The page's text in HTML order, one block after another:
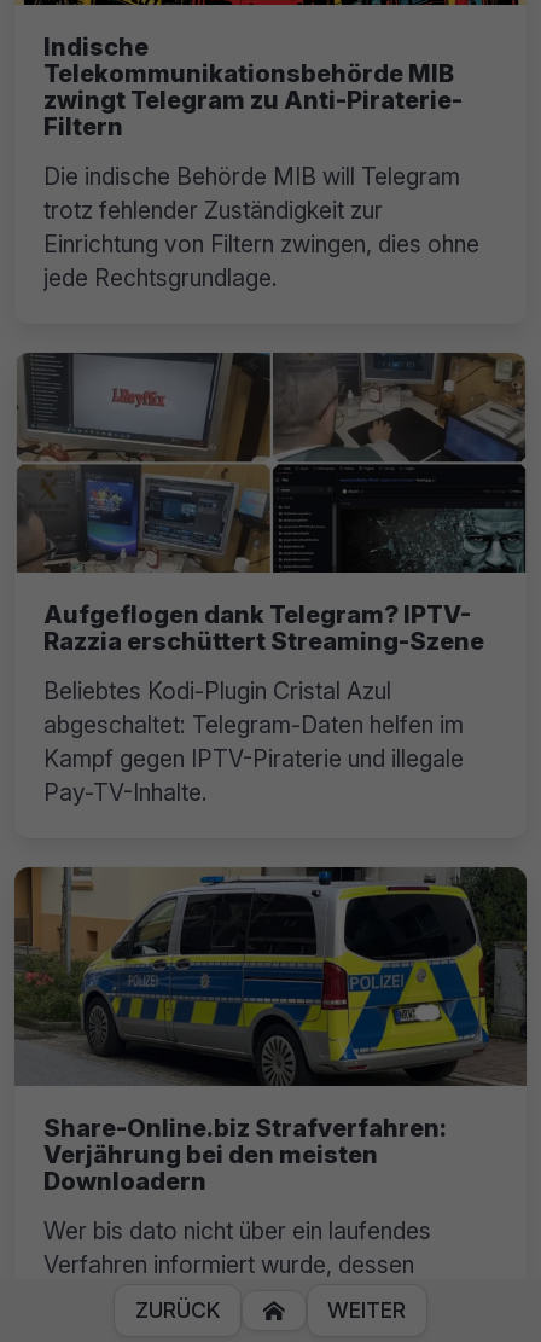
Indische
Telekommunikationsbehörde MIB
zwingt Telegram zu Anti-Piraterie-
Filtern
Die indische Behörde MIB will Telegram
trotz fehlender Zuständigkeit zur
Einrichtung von Filtern zwingen, dies ohne
jede Rechtsgrundlage.
Aufgeflogen dank Telegram? IPTV-
Razzia erschüttert Streaming-Szene
Beliebtes Kodi-Plugin Cristal Azul
abgeschaltet: Telegram-Daten helfen im
Kampf gegen IPTV-Piraterie und illegale
Pay-TV-Inhalte.
Share-Online.biz Strafverfahren:
Verjährung bei den meisten
Downloadern
Wer bis dato nicht über ein laufendes
Verfahren informiert wurde, dessen
Strafverfahren in der Causa Share-
ZURÜCK  WEITER